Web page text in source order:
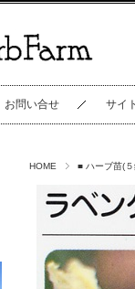
お問い合せ サイ
HOME ■ ハーブ苗(